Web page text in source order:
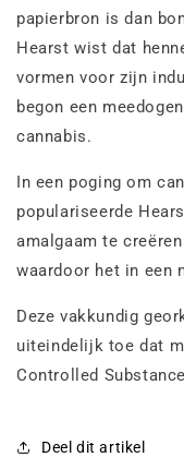
papierbron is dan
Hearst wist dat
vormen voor zijn
begon een
cannabis.
In een poging om
populariseerde
amalgaam te
waardoor het in een
Deze vakkundig
uiteindelijk toe dat
Controlled
Deel dit artikel